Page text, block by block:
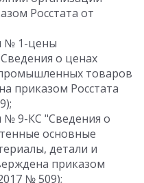
Росстата от
№ 1-цены
о ценах
товаров
приказом Росстата
№ 9-КС "Сведения о
основные
детали и
приказом
№ 509);